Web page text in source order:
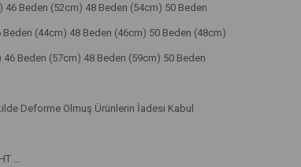
Beden (52cm) 48 Beden (54cm) 50 Beden
(44cm) 48 Beden (46cm) 50 Beden (48cm)
Beden (57cm) 48 Beden (59cm) 50 Beden
Deforme Olmuş Ürünlerin İadesi Kabul
...